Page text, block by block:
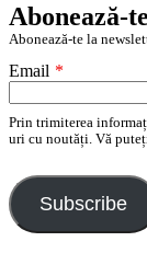
Abonează-te
Abonează-te la
Email *
Prin trimiterea
uri cu noutăți. Vă
Subscribe